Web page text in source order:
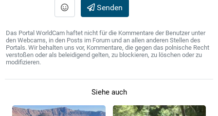
Senden
Das Portal WorldCam haftet nicht für die Kommentare der Benutzer unter
den Webcams, in den Posts im Forum und an allen anderen Stellen des
Portals. Wir behalten uns vor, Kommentare, die gegen das polnische Recht
verstoßen oder als beleidigend gelten, zu blockieren, zu löschen oder zu
modifizieren.
Siehe auch